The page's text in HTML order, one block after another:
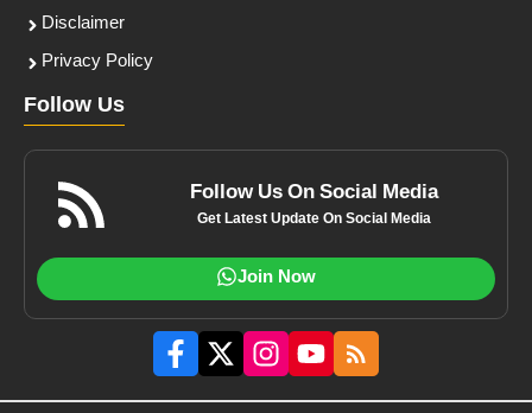
Disclaimer
Privacy Policy
Follow Us
Follow Us On Social Media
Get Latest Update On Social Media
Join Now